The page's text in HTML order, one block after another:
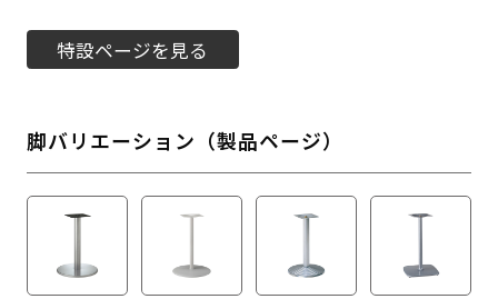
特設ページを見る
脚バリエーション（製品ページ）